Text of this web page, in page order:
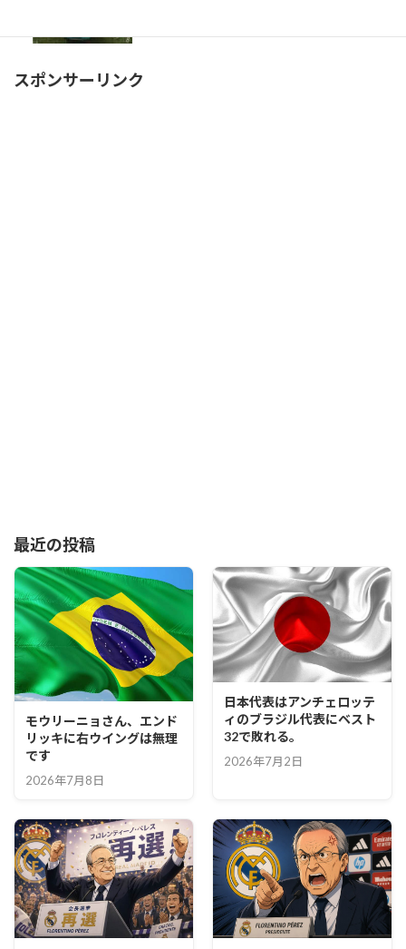
スポンサーリンク
最近の投稿
モウリーニョさん、エンド
リッキに右ウイングは無理
です
2026年7月8日
日本代表はアンチェロッテ
ィのブラジル代表にベスト
32で敗れる。
2026年7月2日